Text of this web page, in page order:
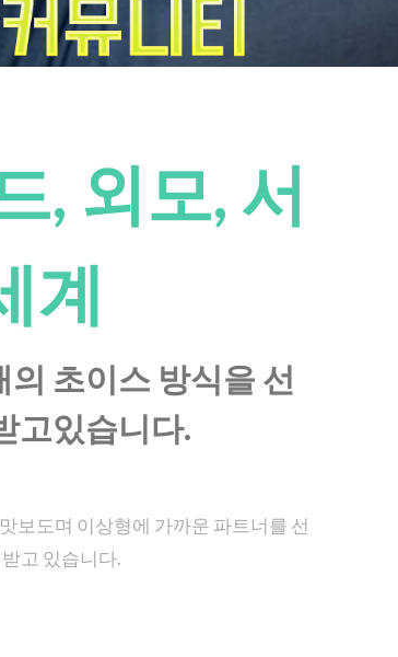
, 외모, 서
계
초이스 방식을 선
고있습니다.
보도며 이상형에 가까운 파트너를 선
고 있습니다.